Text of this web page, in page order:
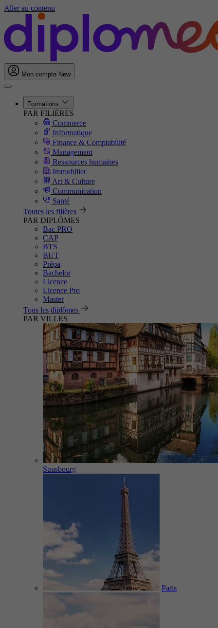
Aller au contenu
Mon compte New
Formations
PAR FILIÈRES
Commerce
Informatique
Finance & Comptabilité
Management
Ressources humaines
Immobilier
Art & Culture
Communication
Santé
Toutes les filières
PAR DIPLÔMES
Bac PRO
CAP
BTS
BUT
Prépa
Bachelor
Licence
Licence Pro
Master
Tous les diplômes
PAR VILLES
Strasbourg
Paris